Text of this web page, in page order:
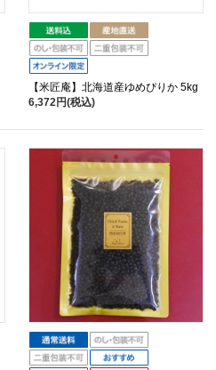
【米匠庵】北海道産ゆめぴりか 5kg
6,372円(税込)